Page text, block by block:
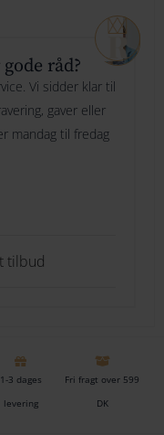
hos
råd?
Vi sidder klar til
gaver eller
mandag til fredag
tilbud
1-3 dages
levering
Fri fragt over 599
DK